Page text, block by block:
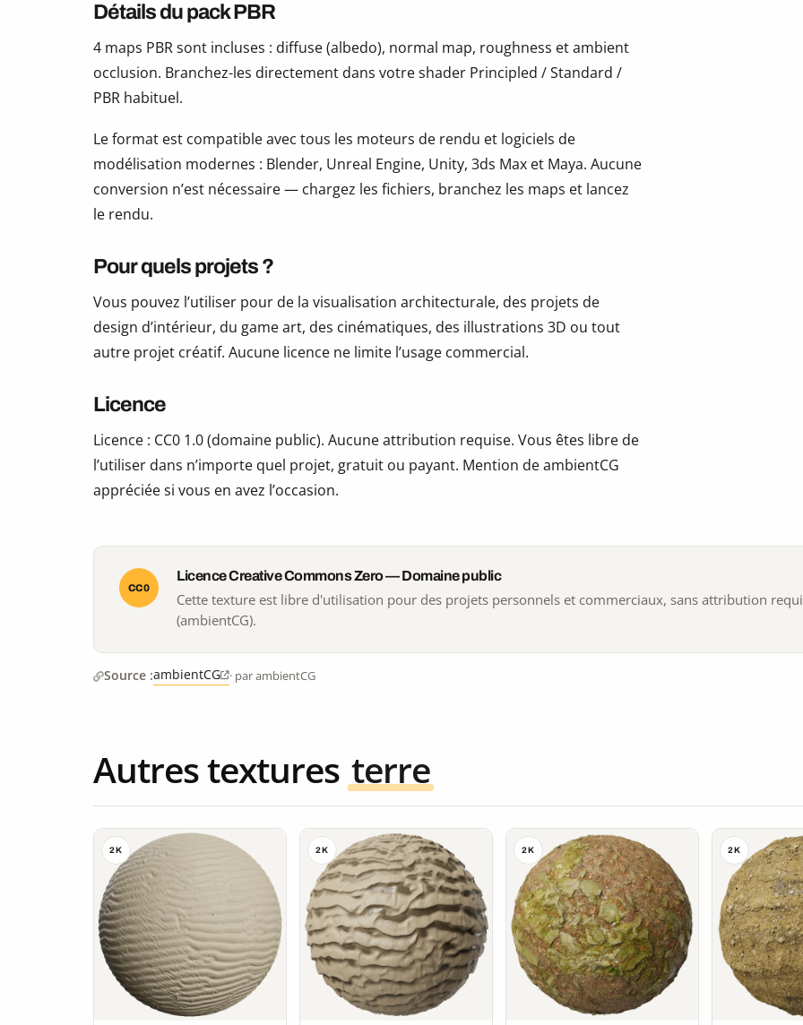
Détails du pack PBR
4 maps PBR sont incluses : diffuse (albedo), normal map, roughness et ambient
occlusion. Branchez-les directement dans votre shader Principled / Standard /
PBR habituel.
Le format est compatible avec tous les moteurs de rendu et logiciels de
modélisation modernes : Blender, Unreal Engine, Unity, 3ds Max et Maya. Aucune
conversion n’est nécessaire — chargez les fichiers, branchez les maps et lancez
le rendu.
Pour quels projets ?
Vous pouvez l’utiliser pour de la visualisation architecturale, des projets de
design d’intérieur, du game art, des cinématiques, des illustrations 3D ou tout
autre projet créatif. Aucune licence ne limite l’usage commercial.
Licence
Licence : CC0 1.0 (domaine public). Aucune attribution requise. Vous êtes libre de
l’utiliser dans n’importe quel projet, gratuit ou payant. Mention de ambientCG
appréciée si vous en avez l’occasion.
CC0
Licence Creative Commons Zero — Domaine public
Cette texture est libre d'utilisation pour des projets personnels et commerciaux, sans attribution
(ambientCG).
Source :ambientCG · par ambientCG
Autres textures terre
2K 2K 2K 2K